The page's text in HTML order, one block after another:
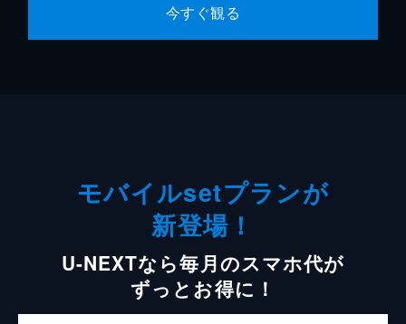
今すぐ観る
モバイルsetプランが
新登場！
U-NEXTなら毎月のスマホ代が
ずっとお得に！